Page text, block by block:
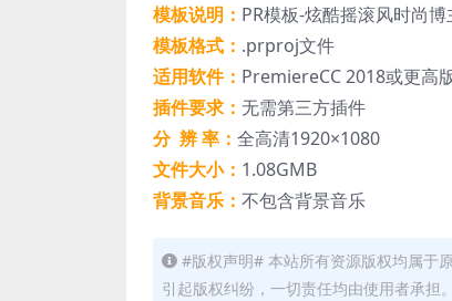
模板说明： PR模板-炫酷摇滚风时尚
模板格式： .prproj文件
适用软件： PremiereCC 2018或更高
插件要求： 无需第三方插件
分 辨 率： 全高清1920×1080
文件大小： 1.08GMB
背景音乐： 不包含背景音乐
#版权声明# 本站所有资源版权均属于
引起版权纠纷，一切责任均由使用者承担